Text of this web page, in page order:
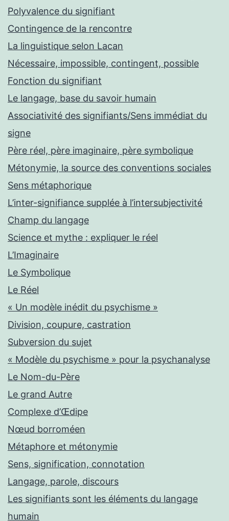
Polyvalence du signifiant
Contingence de la rencontre
La linguistique selon Lacan
Nécessaire, impossible, contingent, possible
Fonction du signifiant
Le langage, base du savoir humain
Associativité des signifiants/Sens immédiat du
signe
Père réel, père imaginaire, père symbolique
Métonymie, la source des conventions sociales
Sens métaphorique
L’inter-signifiance supplée à l’intersubjectivité
Champ du langage
Science et mythe : expliquer le réel
L’Imaginaire
Le Symbolique
Le Réel
« Un modèle inédit du psychisme »
Division, coupure, castration
Subversion du sujet
« Modèle du psychisme » pour la psychanalyse
Le Nom-du-Père
Le grand Autre
Complexe d’Œdipe
Nœud borroméen
Métaphore et métonymie
Sens, signification, connotation
Langage, parole, discours
Les signifiants sont les éléments du langage
humain